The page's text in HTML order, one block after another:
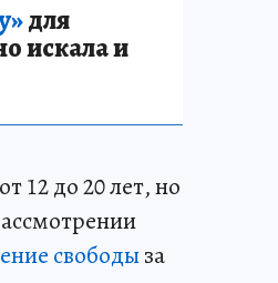
для
искала и
12 до 20 лет, но
свободыза